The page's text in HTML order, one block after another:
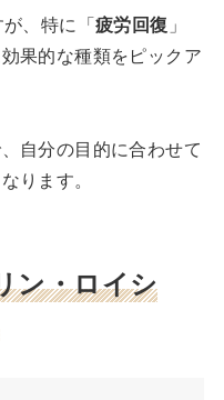
、特に「疲労回復 」
効果的な種類をピックア
自分の目的に合わせて
ります。
ン・ロイシ